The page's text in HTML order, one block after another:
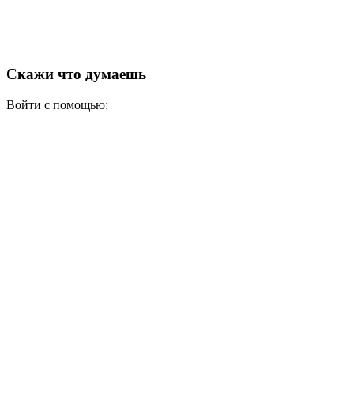
Скажи что думаешь
Войти с помощью: